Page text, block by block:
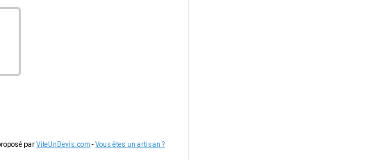
parViteUnDevis.com -Vous êtes un artisan ?